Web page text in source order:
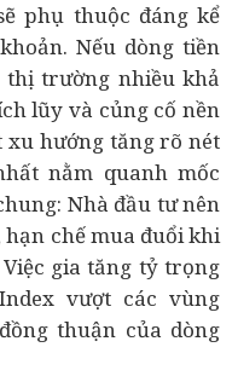
phụ thuộc đáng kể
Nếu dòng tiền
trường nhiều khả
lũy và củng cố nền
hướng tăng rõ nét
nằm quanh mốc
Nhà đầu tư nên
chế mua đuổi khi
gia tăng tỷ trọng
vượt các vùng
thuận của dòng